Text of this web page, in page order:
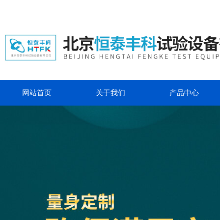
网站首页 关于我们 产品中心